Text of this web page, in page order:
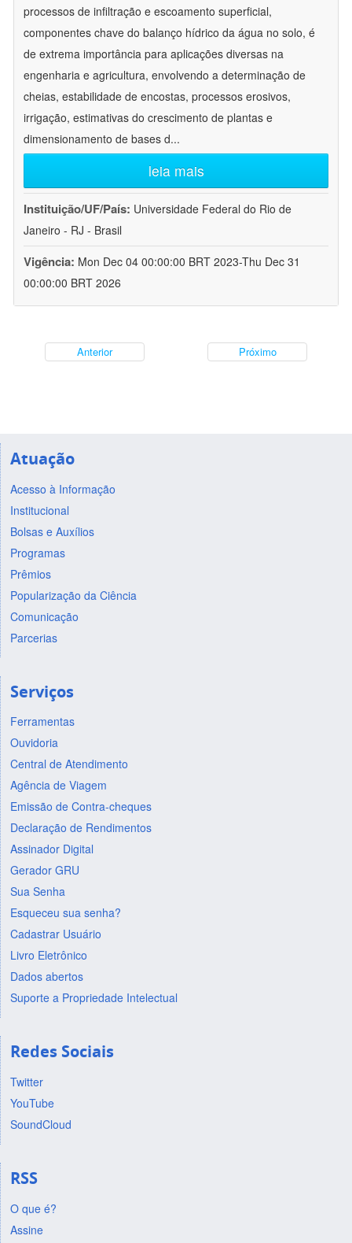
processos de infiltração e escoamento superficial,
componentes chave do balanço hídrico da água no solo, é
de extrema importância para aplicações diversas na
engenharia e agricultura, envolvendo a determinação de
cheias, estabilidade de encostas, processos erosivos,
irrigação, estimativas do crescimento de plantas e
dimensionamento de bases d...
leia mais
Instituição/UF/País: Universidade Federal do Rio de
Janeiro - RJ - Brasil
Vigência: Mon Dec 04 00:00:00 BRT 2023-Thu Dec 31
00:00:00 BRT 2026
Anterior Próximo
Atuação
Acesso à Informação
Institucional
Bolsas e Auxílios
Programas
Prêmios
Popularização da Ciência
Comunicação
Parcerias
Serviços
Ferramentas
Ouvidoria
Central de Atendimento
Agência de Viagem
Emissão de Contra-cheques
Declaração de Rendimentos
Assinador Digital
Gerador GRU
Sua Senha
Esqueceu sua senha?
Cadastrar Usuário
Livro Eletrônico
Dados abertos
Suporte a Propriedade Intelectual
Redes Sociais
Twitter
YouTube
SoundCloud
RSS
O que é?
Assine